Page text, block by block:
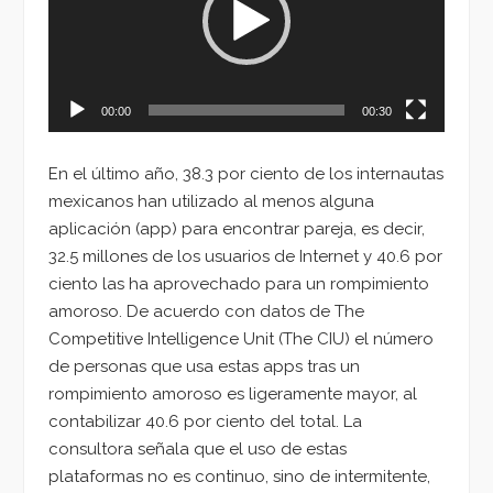
00:00 00:30
En el último año, 38.3 por ciento de los internautas
mexicanos han utilizado al menos alguna
aplicación (app) para encontrar pareja, es decir,
32.5 millones de los usuarios de Internet y 40.6 por
ciento las ha aprovechado para un rompimiento
amoroso. De acuerdo con datos de The
Competitive Intelligence Unit (The CIU) el número
de personas que usa estas apps tras un
rompimiento amoroso es ligeramente mayor, al
contabilizar 40.6 por ciento del total. La
consultora señala que el uso de estas
plataformas no es continuo, sino de intermitente,